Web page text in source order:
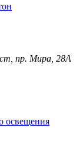
пр. Мира, 28А
освещения